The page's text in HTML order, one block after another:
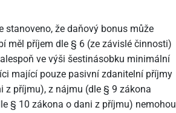
stanoveno, že daňový bonus může
měl příjem dle § 6 (ze závislé činnosti)
ve výši šestinásobku minimální
mající pouze pasivní zdanitelní příjmy
z příjmu), z nájmu (dle § 9 zákona
§ 10 zákona o dani z příjmu) nemohou